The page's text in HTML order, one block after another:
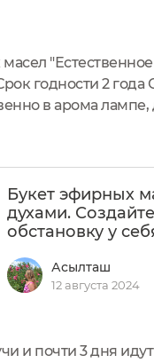
годности 2 года
в арома
Букет эфирных
духами.
обстановку у
Асылташ
12 августа 2024
и почти 3 дня